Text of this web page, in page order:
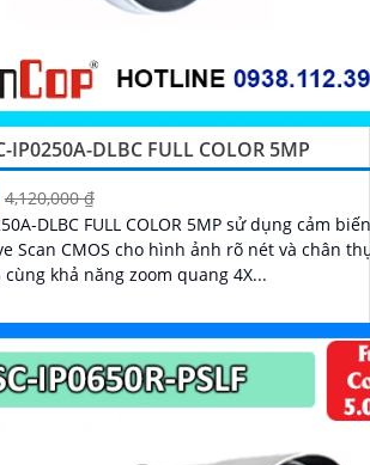
IP0250A-DLBC FULL COLOR 5MP
4,120,000 ₫
DLBC FULL COLOR 5MP sử dụng cảm
Scan CMOS cho hình ảnh rõ nét và chân thực.
khả năng zoom quang 4X...